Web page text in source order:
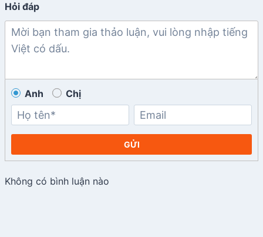
Hỏi đáp
Anh Chị
GỬI
Không có bình luận nào